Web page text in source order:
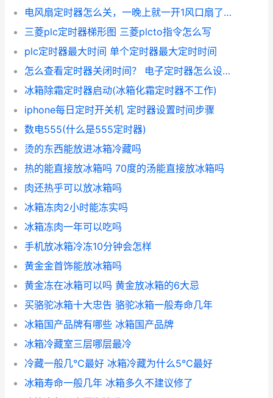
电风扇定时器怎么关，一晚上就一开1风口扇了？ 电风扇定时器组装图
三菱plc定时器梯形图 三菱plcto指令怎么写
plc定时器最大时间 单个定时器最大定时时间
怎么查看定时器关闭时间？ 电子定时器怎么设置时间
冰箱除霜定时器启动(冰箱化霜定时器不工作)
iphone每日定时开关机 定时器设置时间步骤
数电555(什么是555定时器)
烫的东西能放进冰箱冷藏吗
热的能直接放冰箱吗 70度的汤能直接放冰箱吗
肉还热乎可以放冰箱吗
冰箱冻肉2小时能冻实吗
冰箱冻肉一年可以吃吗
手机放冰箱冷冻10分钟会怎样
黄金金首饰能放冰箱吗
黄金冻在冰箱可以吗 黄金放冰箱的6大忌
买骆驼冰箱十大忠告 骆驼冰箱一般寿命几年
冰箱国产品牌有哪些 冰箱国产品牌
冰箱冷藏室三层哪层最冷
冷藏一般几℃最好 冰箱冷藏为什么5℃最好
冰箱寿命一般几年 冰箱多久不建议修了